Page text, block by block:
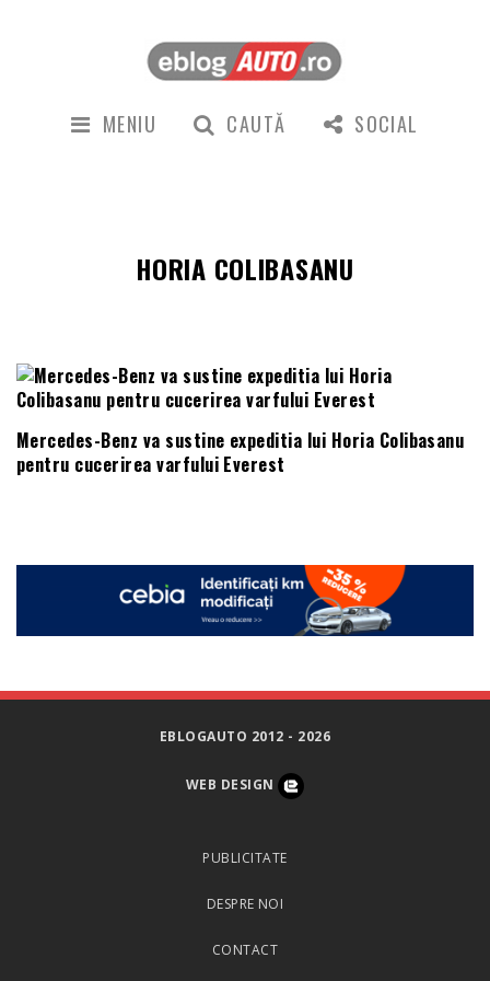
MENIU CAUTĂ SOCIAL
HORIA COLIBASANU
Mercedes-Benz va sustine expeditia lui Horia Colibasanu
pentru cucerirea varfului Everest
EBLOGAUTO 2012 - 2026
WEB DESIGN
PUBLICITATE
DESPRE NOI
CONTACT